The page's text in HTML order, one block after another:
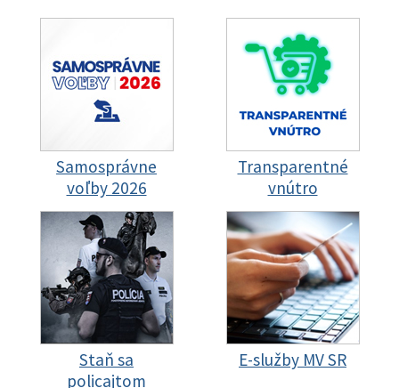
Samosprávne
voľby 2026
Transparentné
vnútro
Staň sa
policajtom
E-služby MV SR